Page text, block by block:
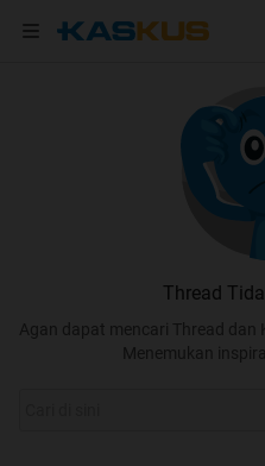
Thread
Agan dapat mencari Thread dan
Menemukan